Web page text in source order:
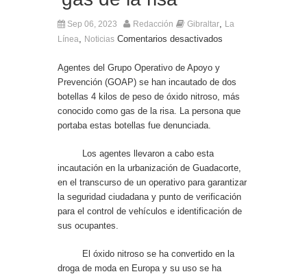
Sep 06, 2023 Redacción Gibraltar, La
Línea, Noticias Comentarios desactivados
Agentes del Grupo Operativo de Apoyo y
Prevención (GOAP) se han incautado de dos
botellas 4 kilos de peso de óxido nitroso, más
conocido como gas de la risa. La persona que
portaba estas botellas fue denunciada.
Los agentes llevaron a cabo esta
incautación en la urbanización de Guadacorte,
en el transcurso de un operativo para garantizar
la seguridad ciudadana y punto de verificación
para el control de vehículos e identificación de
sus ocupantes.
El óxido nitroso se ha convertido en la
droga de moda en Europa y su uso se ha